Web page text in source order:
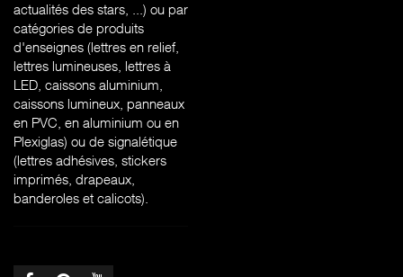
actualités des stars, ...) ou par
catégories de produits
d'enseignes (lettres en relief,
lettres lumineuses, lettres à
LED, caissons aluminium,
caissons lumineux, panneaux
en PVC, en aluminium ou en
Plexiglas) ou de signalétique
(lettres adhésives, stickers
imprimés, drapeaux,
banderoles et calicots).